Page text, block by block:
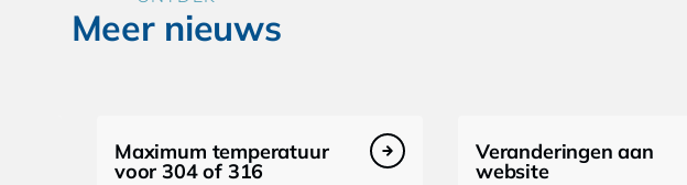
Meer nieuws
Maximum temperatuur
voor 304 of 316
Veranderingen aan
website